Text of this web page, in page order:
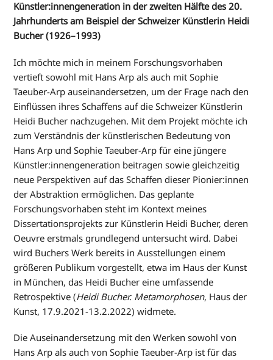
Künstler:innengeneration in der zweiten Hälfte des 20.
Jahrhunderts am Beispiel der Schweizer Künstlerin Heidi
Bucher (1926–1993)
Ich möchte mich in meinem Forschungsvorhaben
vertieft sowohl mit Hans Arp als auch mit Sophie
Taeuber-Arp auseinandersetzen, um der Frage nach den
Einflüssen ihres Schaffens auf die Schweizer Künstlerin
Heidi Bucher nachzugehen. Mit dem Projekt möchte ich
zum Verständnis der künstlerischen Bedeutung von
Hans Arp und Sophie Taeuber-Arp für eine jüngere
Künstler:innengeneration beitragen sowie gleichzeitig
neue Perspektiven auf das Schaffen dieser Pionier:innen
der Abstraktion ermöglichen. Das geplante
Forschungsvorhaben steht im Kontext meines
Dissertationsprojekts zur Künstlerin Heidi Bucher, deren
Oeuvre erstmals grundlegend untersucht wird. Dabei
wird Buchers Werk bereits in Ausstellungen einem
größeren Publikum vorgestellt, etwa im Haus der Kunst
in München, das Heidi Bucher eine umfassende
Retrospektive (Heidi Bucher. Metamorphosen, Haus der
Kunst, 17.9.2021-13.2.2022) widmete.
Die Auseinandersetzung mit den Werken sowohl von
Hans Arp als auch von Sophie Taeuber-Arp ist für das